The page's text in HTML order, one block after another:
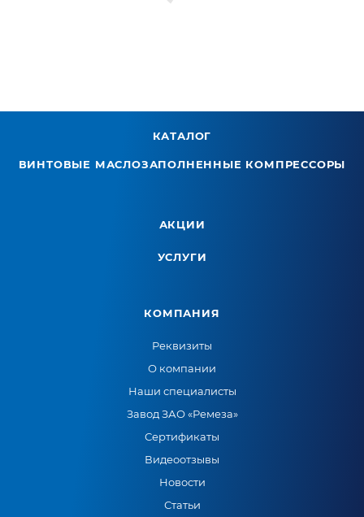
КАТАЛОГ
ВИНТОВЫЕ МАСЛОЗАПОЛНЕННЫЕ КОМПРЕССОРЫ
АКЦИИ
УСЛУГИ
КОМПАНИЯ
Реквизиты
О компании
Наши специалисты
Завод ЗАО «Ремеза»
Сертификаты
Видеоотзывы
Новости
Статьи